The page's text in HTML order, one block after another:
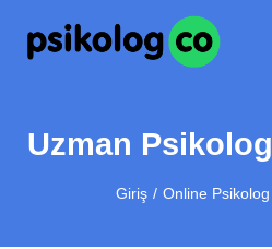
Uzman
Giriş Online Psikolog